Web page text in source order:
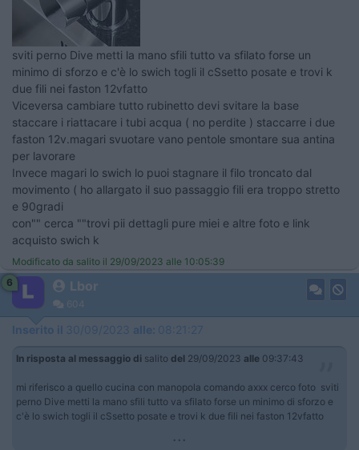
sviti perno Dive metti la mano sfili tutto va sfilato forse un
minimo di sforzo e c'è lo swich togli il cSsetto posate e trovi k
due fili nei faston 12vfatto
Viceversa cambiare tutto rubinetto devi svitare la base
staccare i riattacare i tubi acqua ( no perdite ) staccarre i due
faston 12v.magari svuotare vano pentole smontare sua antina
per lavorare
Invece magari lo swich lo puoi stagnare il filo troncato dal
movimento ( ho allargato il suo passaggio fili era troppo stretto
e 90gradi
con"" cerca ""trovi pii dettagli pure miei e altre foto e link
acquisto swich k
Modificato da salito il 29/09/2023 alle 10:05:39
6
Lbor
604
Inserito il 30/09/2023 alle: 08:21:27
In risposta al messaggio di salito del 29/09/2023 alle 09:37:43
mi riferisco a quello cucina con manopola comando axxx cerco foto sviti
perno Dive metti la mano sfili tutto va sfilato forse un minimo di sforzo e
c'è lo swich togli il cSsetto posate e trovi k due fili nei faston 12vfatto
...